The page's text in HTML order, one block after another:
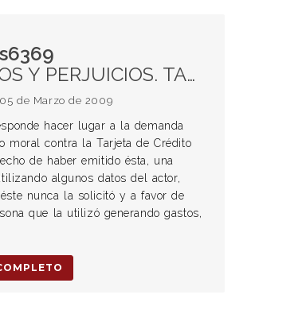
DE CRÉDITO. DAÑO MORAL. ESTAFA. FALSIFICACIÓN. PROCESO CIVIL. PROCESO PENAL.
de Marzo de 2009
hacer lugar a la demanda
moral contra la Tarjeta de Crédito
de haber emitido ésta, una
algunos datos del actor,
nunca la solicitó y a favor de
que la utilizó generando gastos,